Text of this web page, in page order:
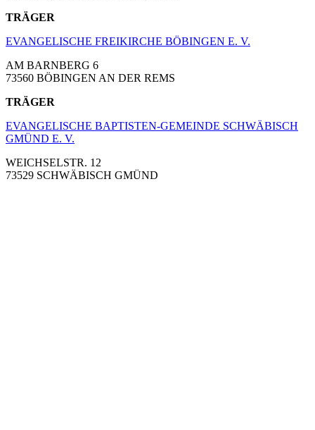
TRÄGER
EVANGELISCHE FREIKIRCHE BÖBINGEN E. V.
AM BARNBERG 6
73560 BÖBINGEN AN DER REMS
TRÄGER
EVANGELISCHE BAPTISTEN-GEMEINDE SCHWÄBISCH
GMÜND E. V.
WEICHSELSTR. 12
73529 SCHWÄBISCH GMÜND